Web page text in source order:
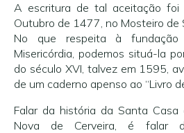
A escritura de tal aceitação
Outubro de 1477, no Mosteiro de
No que respeita à
Misericórdia, podemos situá-la
do século XVI, talvez em 1595,
de um caderno apenso ao “Livro
Falar da história da Santa Casa
Nova de Cerveira, é falar